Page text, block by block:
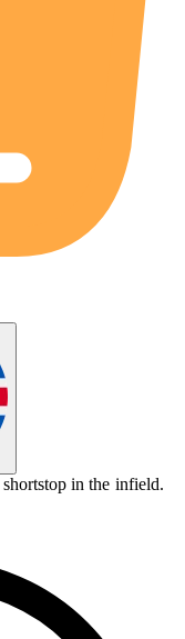
in the infield.